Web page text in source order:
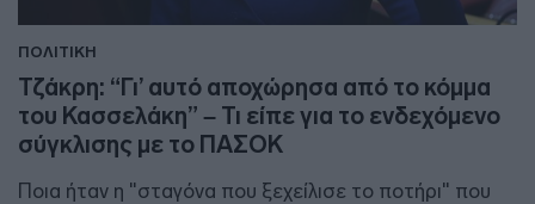
ΠΟΛΙΤΙΚΗ
Τζάκρη: “Γι’ αυτό αποχώρησα από το κόμμα
του Κασσελάκη” – Τι είπε για το ενδεχόμενο
σύγκλισης με το ΠΑΣΟΚ
Ποια ήταν η "σταγόνα που ξεχείλισε το ποτήρι" που